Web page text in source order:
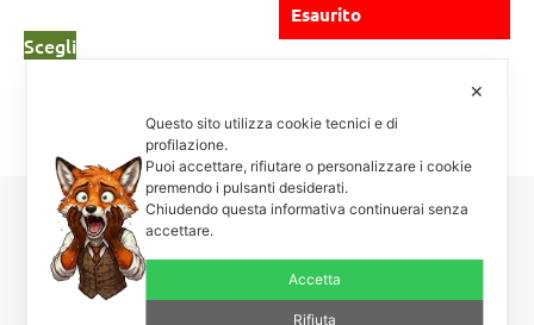
Scegli
Esaurito
Carnosa & Spinosa
Piante grasse, succulente e cactacee – Via Teodora Bresciani, 40 –
25080 Manerba BS – P.I. 04796900985 – Tel/Fax +39 0365
654261
✕
Questo sito utilizza cookie tecnici e di
profilazione.
Puoi accettare, rifiutare o personalizzare i cookie
premendo i pulsanti desiderati.
Chiudendo questa informativa continuerai senza
accettare.
Accetta
Rifiuta